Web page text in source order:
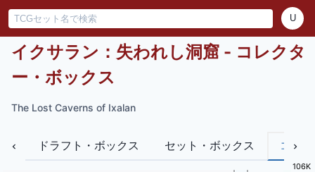
U
イクサラン：失われし洞窟 - コレクタ
ー・ボックス
The Lost Caverns of Ixalan
ドラフト・ボックス セット・ボックス コレ
106K